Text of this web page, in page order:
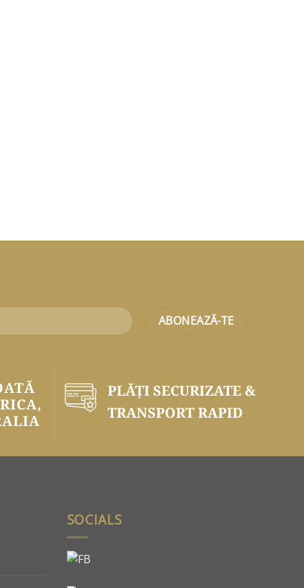
PLĂŢI SECURIZATE &
TRANSPORT RAPID
SOCIALS